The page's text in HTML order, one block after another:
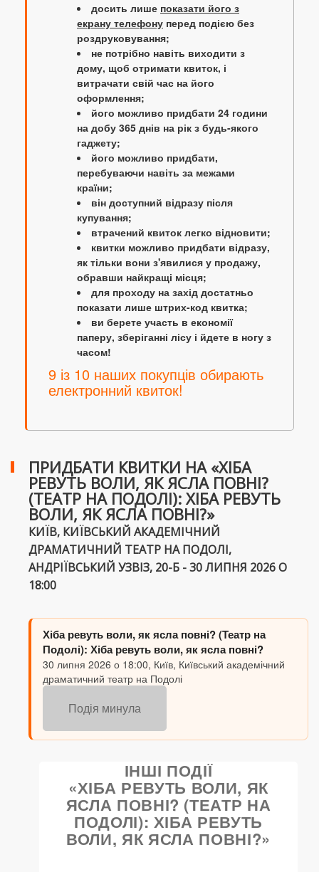
досить лише показати його з
екрану телефону перед подією без
роздруковування;
не потрібно навіть виходити з
дому, щоб отримати квиток, і
витрачати свій час на його
оформлення;
його можливо придбати 24 години
на добу 365 днів на рік з будь-якого
гаджету;
його можливо придбати,
перебуваючи навіть за межами
країни;
він доступний відразу після
купування;
втрачений квиток легко відновити;
квитки можливо придбати відразу,
як тільки вони з'явилися у продажу,
обравши найкращі місця;
для проходу на захід достатньо
показати лише штрих-код квитка;
ви берете участь в економії
паперу, зберіганні лісу і йдете в ногу з
часом!
9 із 10 наших покупців обирають
електронний квиток!
ПРИДБАТИ КВИТКИ НА «ХІБА
РЕВУТЬ ВОЛИ, ЯК ЯСЛА ПОВНІ?
(ТЕАТР НА ПОДОЛІ): ХІБА РЕВУТЬ
ВОЛИ, ЯК ЯСЛА ПОВНІ?»
КИЇВ, КИЇВСЬКИЙ АКАДЕМІЧНИЙ
ДРАМАТИЧНИЙ ТЕАТР НА ПОДОЛІ,
АНДРІЇВСЬКИЙ УЗВІЗ, 20-Б - 30 ЛИПНЯ 2026 О
18:00
Хіба ревуть воли, як ясла повні? (Театр на
Подолі): Хіба ревуть воли, як ясла повні?
30 липня 2026 о 18:00, Київ, Київський академічний
драматичний театр на Подолі
Подія минула
ІНШІ ПОДІЇ
«ХІБА РЕВУТЬ ВОЛИ, ЯК
ЯСЛА ПОВНІ? (ТЕАТР НА
ПОДОЛІ): ХІБА РЕВУТЬ
ВОЛИ, ЯК ЯСЛА ПОВНІ?»